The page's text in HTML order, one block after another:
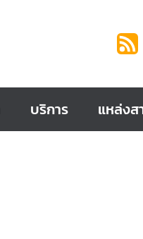
บริการ แหล่งส